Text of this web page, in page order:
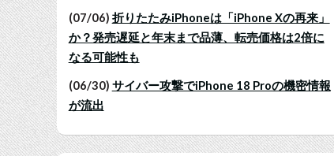
(07/06) 折りたたみiPhoneは「iPhone Xの再来」
か？発売遅延と年末まで品薄、転売価格は2倍に
なる可能性も
(06/30) サイバー攻撃でiPhone 18 Proの機密情報
が流出